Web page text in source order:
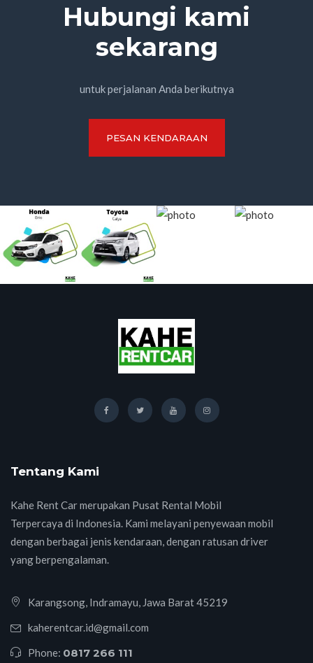
Hubungi kami
sekarang
untuk perjalanan Anda berikutnya
PESAN KENDARAAN
Tentang Kami
Kahe Rent Car merupakan Pusat Rental Mobil
Terpercaya di Indonesia. Kami melayani penyewaan mobil
dengan berbagai jenis kendaraan, dengan ratusan driver
yang berpengalaman.
Karangsong, Indramayu, Jawa Barat 45219
kaherentcar.id@gmail.com
Phone: 0817 266 111